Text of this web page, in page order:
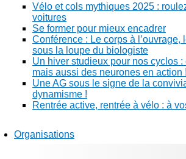
Vélo et cols mythiques 2025 :
voitures
Se former pour mieux encadrer
Conférence : Le corps à l’ouvrage,
sous la loupe du biologiste
Un hiver studieux pour nos cyclos :
mais aussi des neurones en action !
Une AG sous le signe de la
dynamisme !
Rentrée active, rentrée à vélo : à
Organisations